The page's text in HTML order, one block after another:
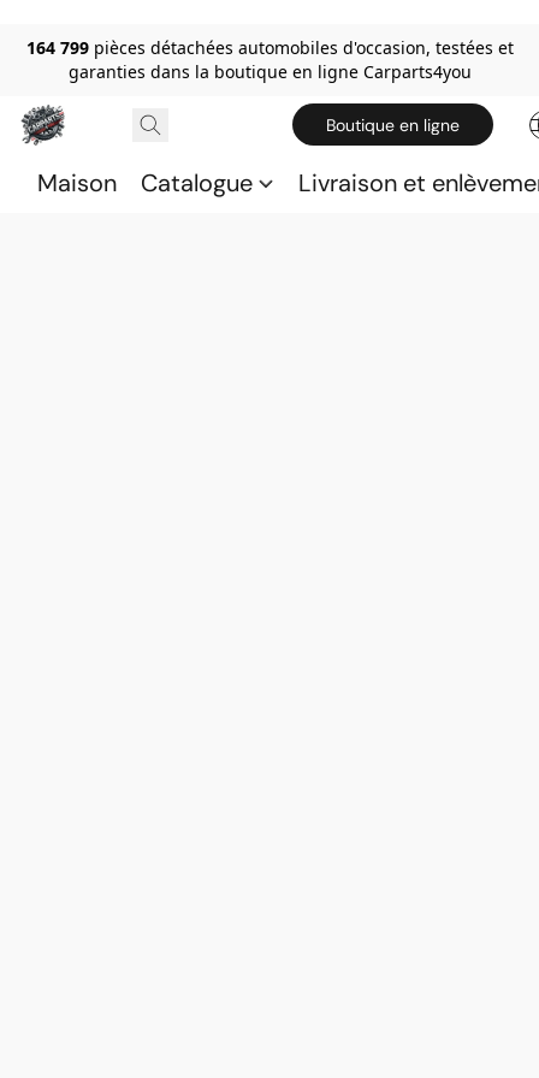
164 799 pièces détachées automobiles d'occasion, testées et
garanties dans la boutique en ligne Carparts4you
Boutique en ligne
Maison Catalogue Livraison et